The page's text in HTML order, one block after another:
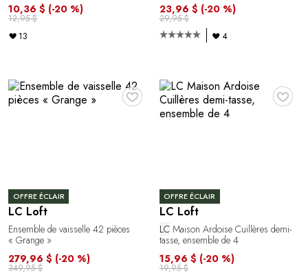
10,36 $ (-20 %)
12,95 $
13
23,96 $ (-20 %)
29,95 $
4
♥
OFFRE ÉCLAIR
LC Loft
Ensemble de vaisselle 42 pièces
« Grange »
279,96 $ (-20 %)
349,95 $
♥
OFFRE ÉCLAIR
LC Loft
LCMaison Ardoise Cuillères demi-
tasse, ensemble de 4
15,96 $ (-20 %)
19,95 $